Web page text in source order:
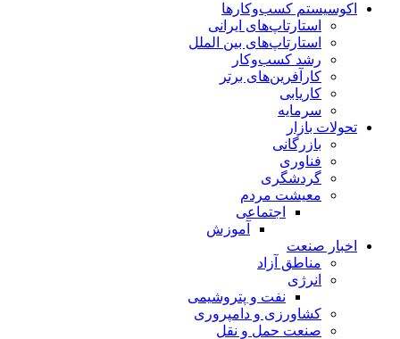
اکوسیستم کسب‌وکارها
استارتاپ‌های ایرانی
استارتاپ‌های بین الملل
رشد کسب‌وکار
کارآفرین‌های برتر
کاریابی
سرمایه
تحولات بازار
بازرگانی
فناوری
گردشگری
معیشت مردم
اجتماعی
آموزش
اخبار صنعت
مناطق آزاد
انرژی
نفت و پتروشیمی
کشاورزی و دامپروری
صنعت حمل و نقل